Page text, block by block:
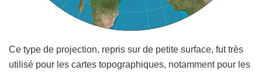
Ce type de projection, repris sur de petite surface, fut très
utilisé pour les cartes topographiques, notamment pour les